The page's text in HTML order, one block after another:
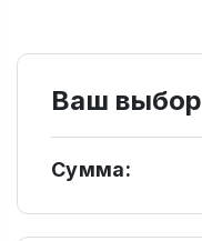
Ваш выбор
Сумма: